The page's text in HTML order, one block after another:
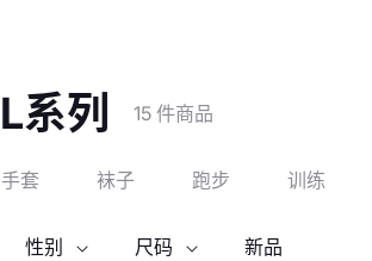
系列 15 件商品
手套 袜子 跑步 训练
性别 尺码 新品